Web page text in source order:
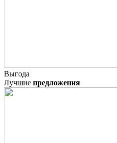
Выгода
Лучшие предложения